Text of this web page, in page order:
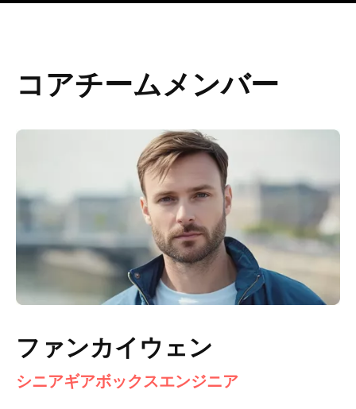
コアチームメンバー
ファンカイウェン
シニアギアボックスエンジニア